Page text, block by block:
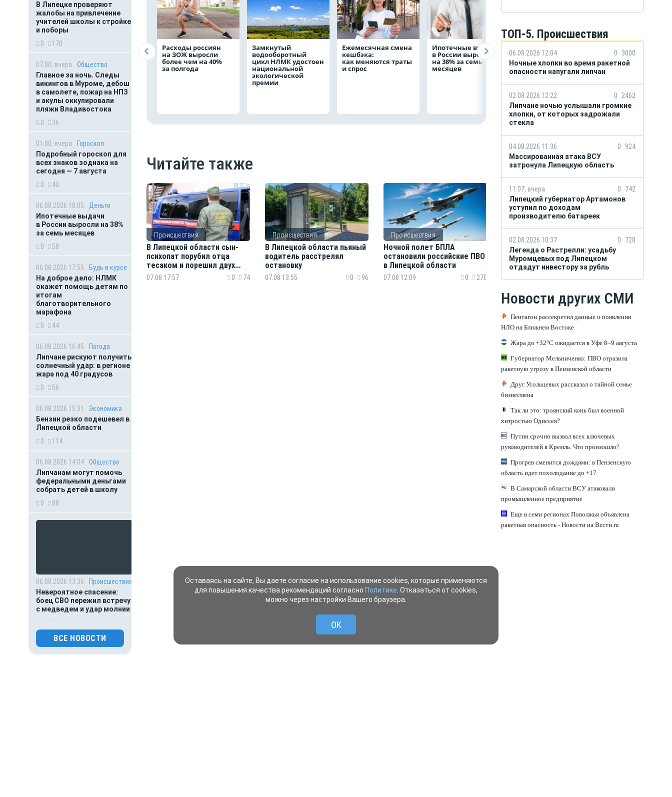
В Липецке проверяют
жалобы на привлечение
учителей школы к стройке
и поборы
0
170
07:00, вчера
Общество
Главное за ночь. Следы
викингов в Муроме, дебош
в самолете, пожар на НПЗ
и акулы оккупировали
пляжи Владивостока
0
36
01:00, вчера
Гороскоп
Подробный гороскоп для
всех знаков зодиака на
сегодня — 7 августа
0
40
06.08.2026 18:05
Деньги
Ипотечные выдачи
в России выросли на 38%
за семь месяцев
0
58
06.08.2026 17:55
Будь в курсе
На доброе дело: НЛМК
окажет помощь детям по
итогам
благотворительного
марафона
0
44
06.08.2026 16:45
Погода
Липчане рискуют получить
солнечный удар: в регионе
жара под 40 градусов
0
56
06.08.2026 15:31
Экономика
Бензин резко подешевел в
Липецкой области
0
114
06.08.2026 14:04
Общество
Липчанам могут помочь
федеральными деньгами
собрать детей в школу
0
88
06.08.2026 13:36
Происшествия
Невероятное спасение:
боец СВО пережил встречу
с медведем и удар молнии
06.08.2026 13:15
Происшествия
Мать пыталась спасти
ВСЕ НОВОСТИ
Расходы россиян
на ЗОЖ выросли
более чем на 40%
за полгода
Замкнутый
водооборотный
цикл НЛМК удостоен
национальной
экологической
премии
Ежемесячная смена
кешбэка:
как меняются траты
и спрос
Ипотечные выдачи
в России выросли
на 38% за семь
месяцев
НЛМК окажет
помощь детям по
итогам
благотворительного
марафона
кредитов
наличными в
вырос на 64%
Читайте также
Происшествия
В Липецкой области сын-
психопат порубил отца
тесаком и порешил двух
собак
07.08 17:57 0 74
Происшествия
В Липецкой области пьяный
водитель расстрелял
остановку
07.08 13:55 0 96
Происшествия
Ночной полет БПЛА
остановили российские ПВО
в Липецкой области
07.08 12:09 0 270
ТОП-5. Происшествия
06.08.2026 12:04 0
3000
Ночные хлопки во время ракетной
опасности напугали липчан
02.08.2026 12:22 0
2462
Липчане ночью услышали громкие
хлопки, от которых задрожали
стекла
04.08.2026 11:36 0
924
Массированная атака ВСУ
затронула Липецкую область
11:07, вчера 0
742
Липецкий губернатор Артамонов
уступил по доходам
производителю батареек
02.08.2026 10:37 0
720
Легенда о Растрелли: усадьбу
Муромцевых под Липецком
отдадут инвестору за рубль
Новости других СМИ
Пентагон рассекретил данные о появлении
НЛО на Ближнем Востоке
Жара до +32°C ожидается в Уфе 8–9 августа
Губернатор Мельниченко: ПВО отразила
ракетную угрозу в Пензенской области
Друг Усольцевых рассказал о тайной семье
бизнесмена
Так ли это: троянский конь был военной
хитростью Одиссея?
Путин срочно вызвал всех ключевых
руководителей в Кремль. Что произошло?
Прогрев сменится дождями: в Пензенскую
область идет похолодание до +17
В Самарской области ВСУ атаковали
промышленное предприятие
Еще в семи регионах Поволжья объявлена
ракетная опасность - Новости на Вести.ru
Оставаясь на сайте, Вы даете согласие на использование cookies, которые применяются
для повышения качества рекомендаций согласно Политике . Отказаться от cookies,
можно через настройки Вашего браузера.
OK